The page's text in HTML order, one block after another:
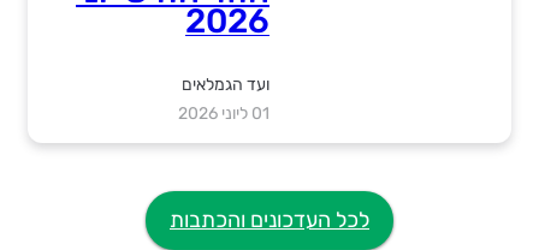
2026
ועד הגמלאים
01 ליוני 2026
לכל העדכונים והכתבות